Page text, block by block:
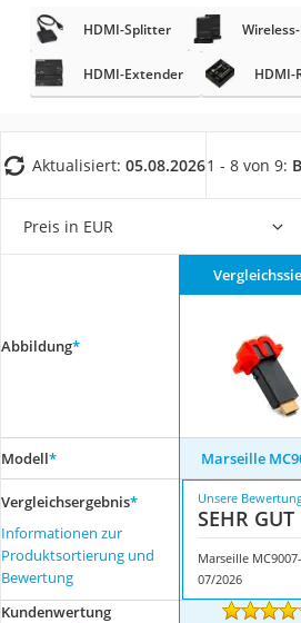
HDMI-Splitter
HDMI-Extender HDMI-
Aktualisiert: 05.08.20261 - 8 von 9:
Preis in EUR
Abbildung*
Modell* Marseille
Vergleichsergebnis*
Informationen zur
Produktsortierung und
Bewertung
Unsere
SEHR GUT
Marseille
07/2026
Kundenwertung